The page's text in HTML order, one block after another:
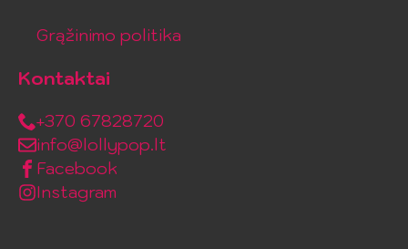
Grąžinimo politika
Kontaktai
+370 67828720
info@lollypop.lt
Facebook
Instagram